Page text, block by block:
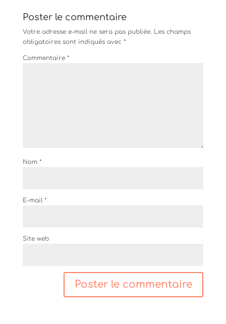
Poster le commentaire
Votre adresse e-mail ne sera pas publiée. Les champs
obligatoires sont indiqués avec *
Commentaire *
Nom *
E-mail *
Site web